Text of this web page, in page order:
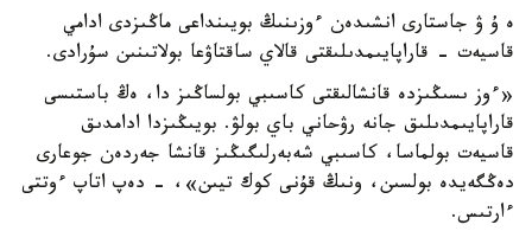
ە ۇ ۋ جاستارى انشىدەن ءوزىنىڭ بويىنداعى ماڭىزدى ادامي
قاسيەت - قاراپايىمدىلىقتى قالاي ساقتاۋعا بولاتىنىن سۇرادى.
«ءوز ىسىڭىزدە قانشالىقتى كاسىبي بولساڭىز دا، ەڭ باستىسى
قاراپايىمدىلىق جانە رۋحاني باي بولۋ. بويىڭىزدا ادامدىق
قاسيەت بولماسا، كاسىبي شەبەرلىگىڭىز قانشا جەردەن جوعارى
دەڭگەيدە بولسىن، ونىڭ قۇنى كوك تيىن»، - دەپ اتاپ ءوتتى
ءارتىس.